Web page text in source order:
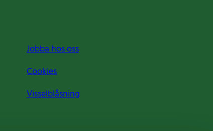
Jobba hos oss
Cookies
Visselblåsning